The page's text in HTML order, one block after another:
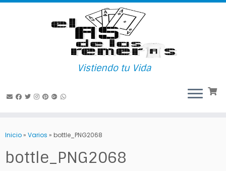
al
Vistiendo tu Vida
Inicio » Varios » bottle_PNG2068
bottle_PNG2068